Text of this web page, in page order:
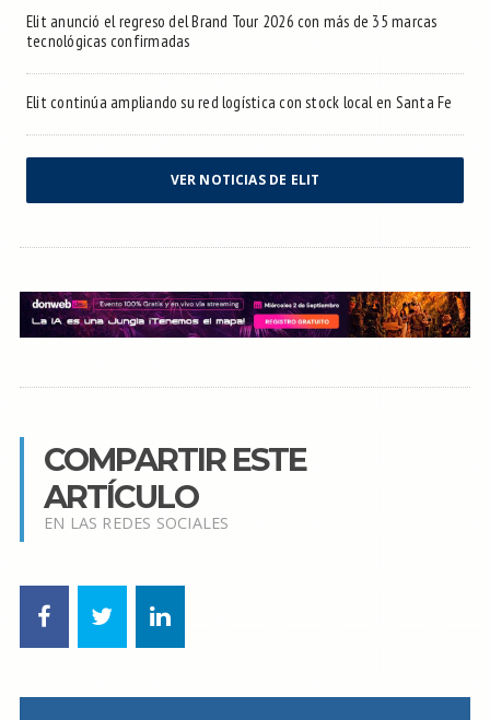
Elit anunció el regreso del Brand Tour 2026 con más de 35 marcas
tecnológicas confirmadas
Elit continúa ampliando su red logística con stock local en Santa Fe
VER NOTICIAS DE ELIT
COMPARTIR ESTE
ARTÍCULO
EN LAS REDES SOCIALES